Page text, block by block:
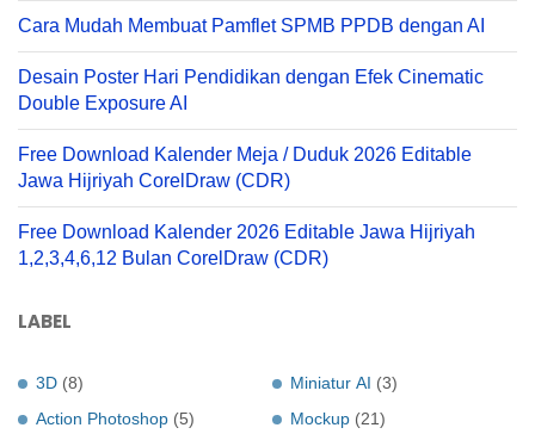
Cara Mudah Membuat Pamflet SPMB PPDB dengan AI
Desain Poster Hari Pendidikan dengan Efek Cinematic
Double Exposure AI
Free Download Kalender Meja / Duduk 2026 Editable
Jawa Hijriyah CorelDraw (CDR)
Free Download Kalender 2026 Editable Jawa Hijriyah
1,2,3,4,6,12 Bulan CorelDraw (CDR)
LABEL
3D (8)
Action Photoshop (5)
Miniatur AI (3)
Mockup (21)